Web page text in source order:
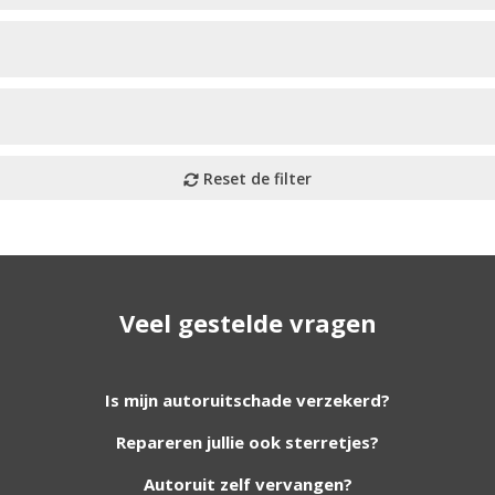
Veel gestelde vragen
Is mijn autoruitschade verzekerd?
Repareren jullie ook sterretjes?
Autoruit zelf vervangen?